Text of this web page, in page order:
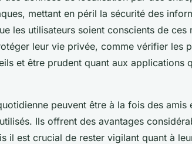
mettant en péril la sécurité des
les utilisateurs soient conscients de ces
leur vie privée, comme vérifier les
et être prudent quant aux applications
peuvent être à la fois des amis
Ils offrent des avantages
il est crucial de rester vigilant quant à